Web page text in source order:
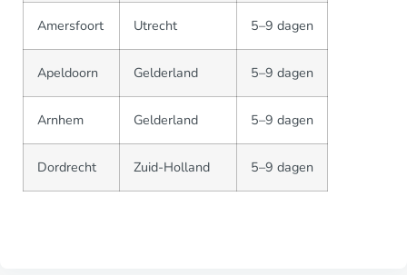
Amersfoort Utrecht 5–9 dagen
Apeldoorn Gelderland 5–9 dagen
Arnhem Gelderland 5–9 dagen
Dordrecht Zuid-Holland 5–9 dagen